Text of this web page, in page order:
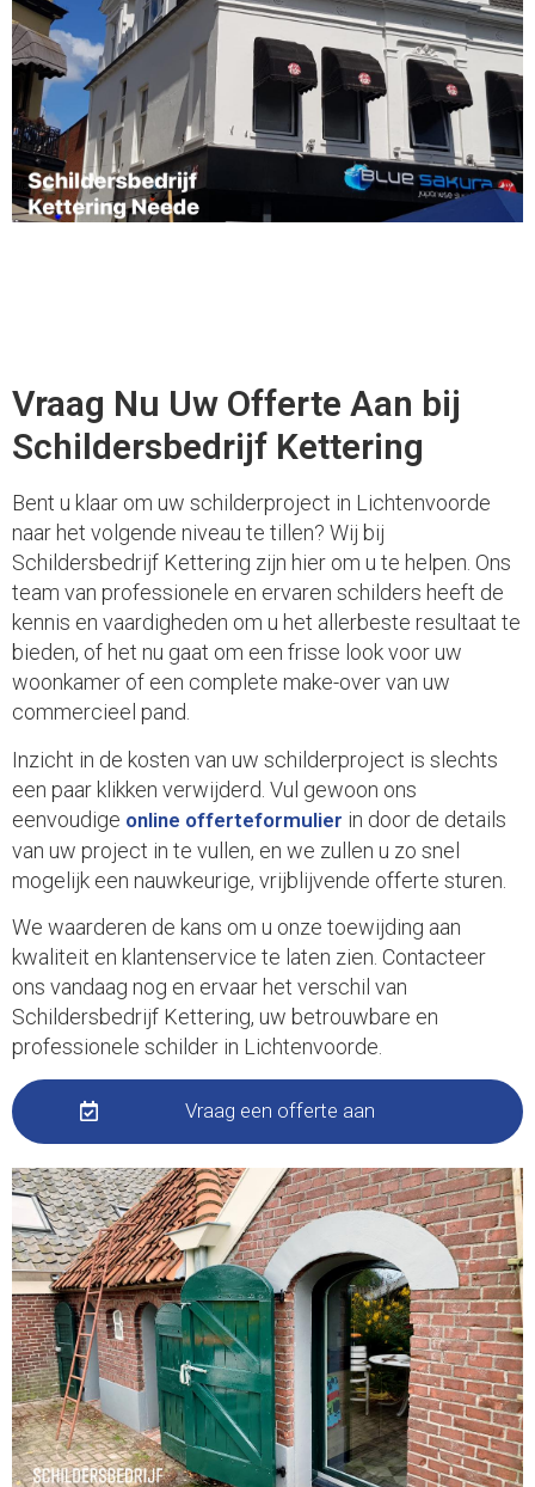
Vraag Nu Uw Offerte Aan bij
Schildersbedrijf Kettering
Bent u klaar om uw schilderproject in Lichtenvoorde
naar het volgende niveau te tillen? Wij bij
Schildersbedrijf Kettering zijn hier om u te helpen. Ons
team van professionele en ervaren schilders heeft de
kennis en vaardigheden om u het allerbeste resultaat te
bieden, of het nu gaat om een frisse look voor uw
woonkamer of een complete make-over van uw
commercieel pand.
Inzicht in de kosten van uw schilderproject is slechts
een paar klikken verwijderd. Vul gewoon ons
eenvoudige online offerteformulier in door de details
van uw project in te vullen, en we zullen u zo snel
mogelijk een nauwkeurige, vrijblijvende offerte sturen.
We waarderen de kans om u onze toewijding aan
kwaliteit en klantenservice te laten zien. Contacteer
ons vandaag nog en ervaar het verschil van
Schildersbedrijf Kettering, uw betrouwbare en
professionele schilder in Lichtenvoorde.
Vraag een offerte aan